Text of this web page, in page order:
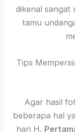
dikenal sangat
tamu
Tips
Agar hasil
beberapa hal
hari H.